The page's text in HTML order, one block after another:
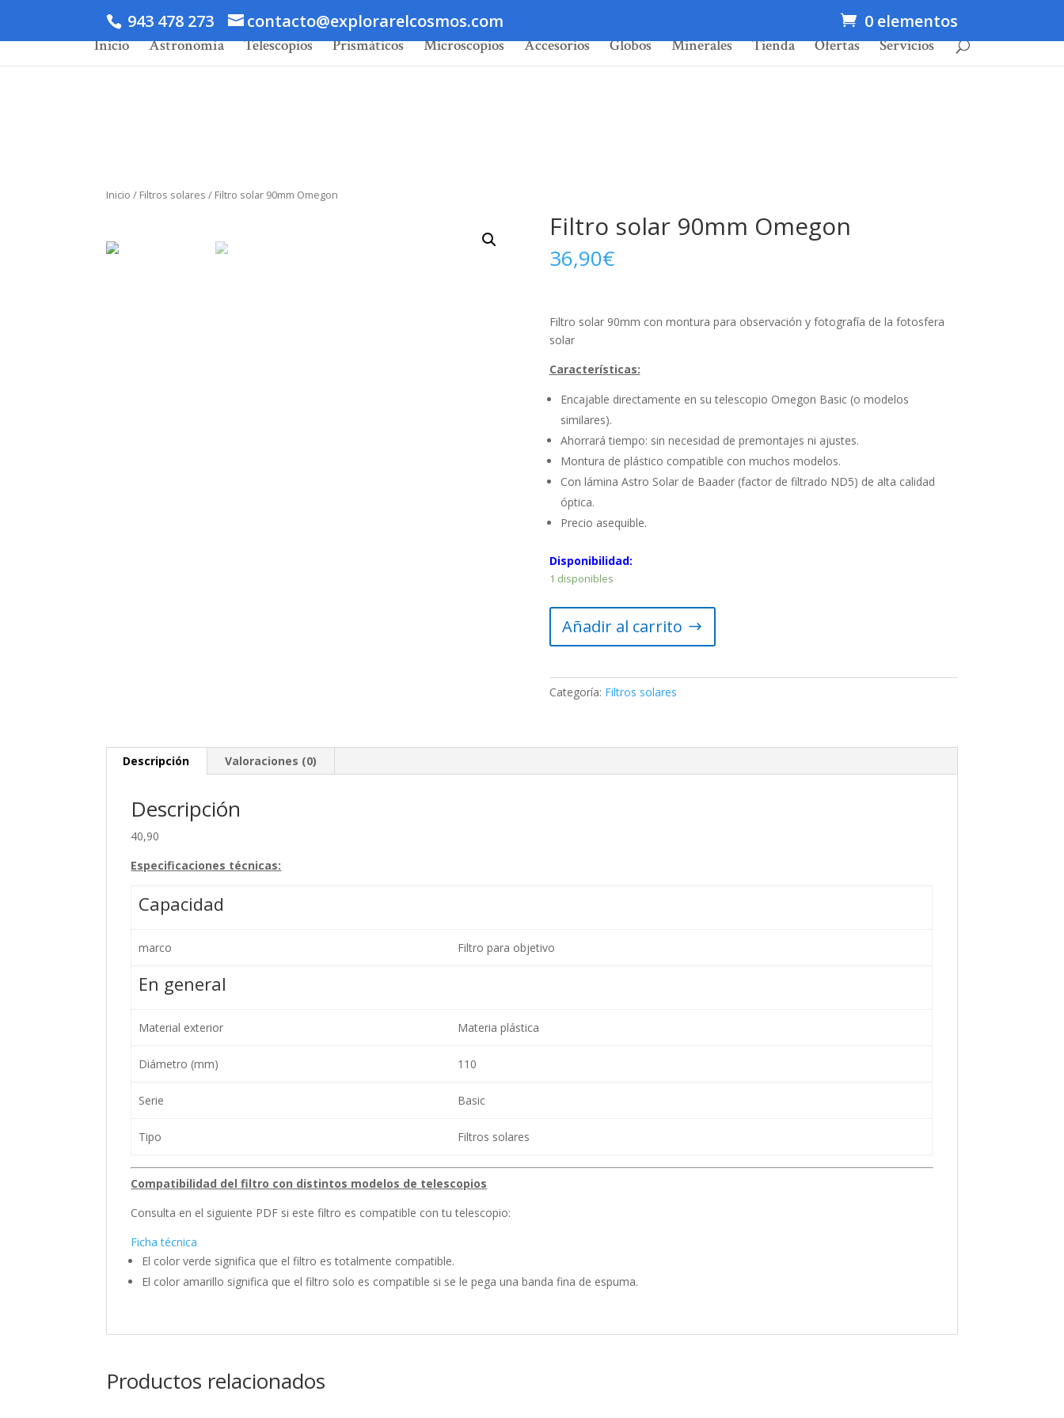
943 478 273 contacto@explorarelcosmos.com 0 elementos
Inicio Astronomía Telescopios Prismáticos Microscopios Accesorios Globos Minerales Tienda Ofertas Servicios
Inicio / Filtros solares / Filtro solar 90mm Omegon
Filtro solar 90mm Omegon
36,90€
Filtro solar 90mm con montura para observación y fotografía de la fotosfera
solar
Características:
Encajable directamente en su telescopio Omegon Basic (o modelos
similares).
Ahorrará tiempo: sin necesidad de premontajes ni ajustes.
Montura de plástico compatible con muchos modelos.
Con lámina Astro Solar de Baader (factor de filtrado ND5) de alta calidad
óptica.
Precio asequible.
Disponibilidad:
1 disponibles
solar
cantidad
Añadir al carrito
Categoría: Filtros solares
Descripción Valoraciones (0)
Descripción
40,90
Especificaciones técnicas:
Capacidad
marco Filtro para objetivo
En general
Material exterior Materia plástica
Diámetro (mm) 110
Serie Basic
Tipo Filtros solares
Compatibilidad del filtro con distintos modelos de telescopios
Consulta en el siguiente PDF si este filtro es compatible con tu telescopio:
Ficha técnica
El color verde significa que el filtro es totalmente compatible.
El color amarillo significa que el filtro solo es compatible si se le pega una banda fina de espuma.
Productos relacionados